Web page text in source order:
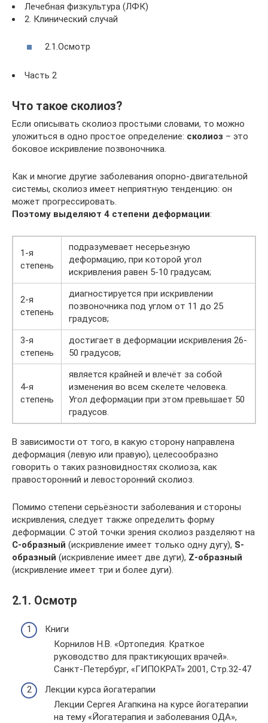
Лечебная физкультура (ЛФК)
2. Клинический случай
2.1.Осмотр
Часть 2
Что такое сколиоз?
Если описывать сколиоз простыми словами, то можно
уложиться в одно простое определение: сколиоз – это
боковое искривление позвоночника.
Как и многие другие заболевания опорно-двигательной
системы, сколиоз имеет неприятную тенденцию: он
может прогрессировать.
Поэтому выделяют 4 степени деформации:
1-я
степень
подразумевает несерьезную
деформацию, при которой угол
искривления равен 5-10 градусам;
2-я
степень
диагностируется при искривлении
позвоночника под углом от 11 до 25
градусов;
3-я
степень
достигает в деформации искривления 26-
50 градусов;
4-я
степень
является крайней и влечёт за собой
изменения во всем скелете человека.
Угол деформации при этом превышает 50
градусов.
В зависимости от того, в какую сторону направлена
деформация (левую или правую), целесообразно
говорить о таких разновидностях сколиоза, как
правосторонний и левосторонний сколиоз.
Помимо степени серьёзности заболевания и стороны
искривления, следует также определить форму
деформации. С этой точки зрения сколиоз разделяют на
С-образный (искривление имеет только одну дугу), S-
образный (искривление имеет две дуги), Z-образный
(искривление имеет три и более дуги).
2.1. Осмотр
Книги
Корнилов Н.В. «Ортопедия. Краткое
руководство для практикующих врачей».
Санкт-Петербург, «ГИПОКРАТ» 2001, Стр.32-47
Лекции курса йогатерапии
Лекции Сергея Агапкина на курсе йогатерапии
на тему «Йогатерапия и заболевания ОДА»,